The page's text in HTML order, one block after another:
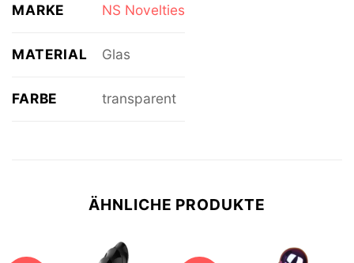
MARKE NS Novelties
MATERIAL Glas
FARBE transparent
ÄHNLICHE PRODUKTE